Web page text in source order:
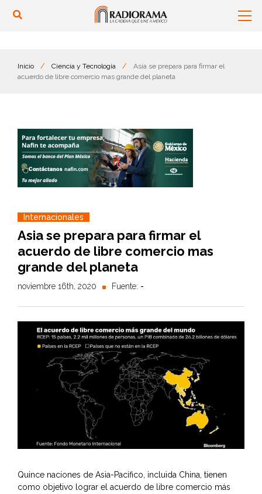
Inicio / Ciencia y Tecnología /
Asia se prepara para firmar el
acuerdo de libre comercio mas grande del planeta
Internacionales
Asia se prepara para firmar el
acuerdo de libre comercio mas
grande del planeta
noviembre 16th, 2020 Fuente: -
Quince naciones de Asia-Pacífico, incluida China, tienen
como objetivo lograr el acuerdo de libre comercio más